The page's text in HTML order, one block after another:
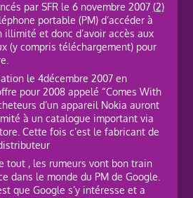
par SFR le 6 novembre 2007 (2)
portable (PM) d’accéder à
illimité et donc d’avoir accès aux
(y compris téléchargement) pour
le 4décembre 2007 en
pour 2008 appelé “Comes With
d’un appareil Nokia auront
à un catalogue important via
Cette fois c’est le fabricant de
tout , les rumeurs vont bon train
dans le monde du PM de Google.
que Google s’y intéresse et a